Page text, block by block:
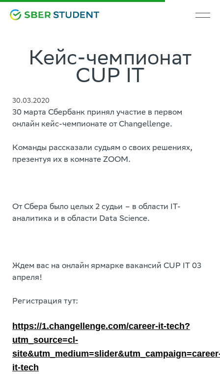
Кейс-чемпионат
CUP IT
30.03.2020
30 марта Сбербанк принял участие в первом
онлайн кейс-чемпионате от Changellenge.
Команды рассказали судьям о своих решениях,
презентуя их в комнате ZOOM.
От Сбера было целых 2 судьи – в области IT-
аналитика и в области Data Science.
Ждем вас на онлайн ярмарке вакансий CUP IT 03
апреля!
Регистрация тут:
https://1.changellenge.com/career-it-tech?
utm_source=cl-
it-tech